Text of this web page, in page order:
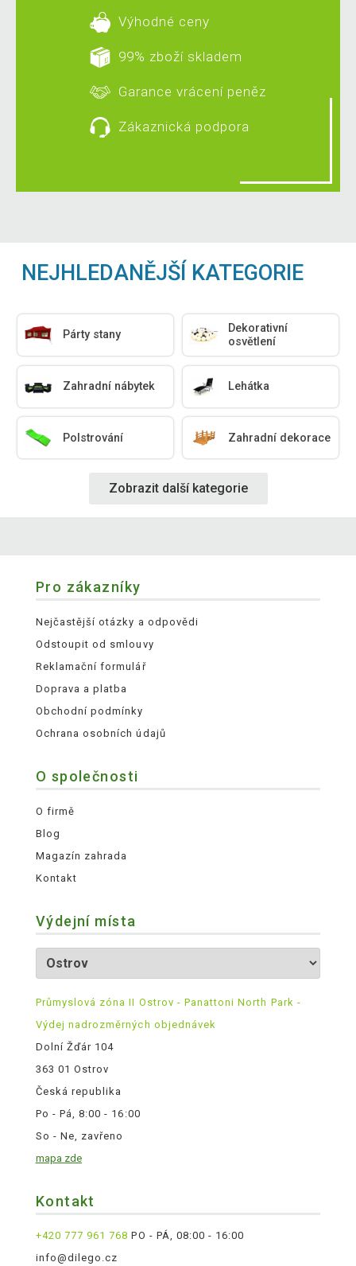
Výhodné ceny
99% zboží skladem
Garance vrácení peněz
Zákaznická podpora
NEJHLEDANĚJŠÍ KATEGORIE
Párty stany
Dekorativní
osvětlení
Zahradní nábytek Lehátka
Polstrování Zahradní dekorace
Zobrazit další kategorie
Pro zákazníky
Nejčastější otázky a odpovědi
Odstoupit od smlouvy
Reklamační formulář
Doprava a platba
Obchodní podmínky
Ochrana osobních údajů
O společnosti
O firmě
Blog
Magazín zahrada
Kontakt
Výdejní místa
Průmyslová zóna II Ostrov - Panattoni North Park -
Výdej nadrozměrných objednávek
Dolní Žďár 104
363 01 Ostrov
Česká republika
Po - Pá, 8:00 - 16:00
So - Ne, zavřeno
mapa zde
Kontakt
+420 777 961 768 PO - PÁ, 08:00 - 16:00
info@dilego.cz